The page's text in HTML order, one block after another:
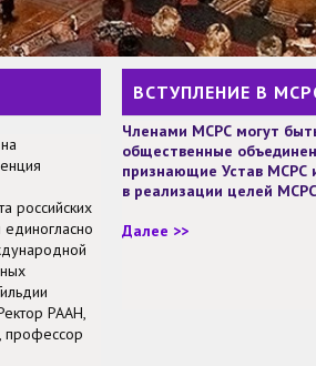
российских
единогласно
РААН,
профессор
ВСТУПЛЕНИЕ В
Членами МСРС могут
общественные
признающие Устав МСРС
в реализации целей
Далее >>